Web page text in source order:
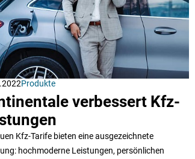
Produkte
verbessert Kfz-
Kfz-Tarife bieten eine ausgezeichnete
hochmoderne Leistungen, persönlichen